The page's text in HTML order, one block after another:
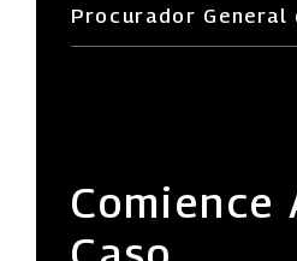
Procurador General
Comience